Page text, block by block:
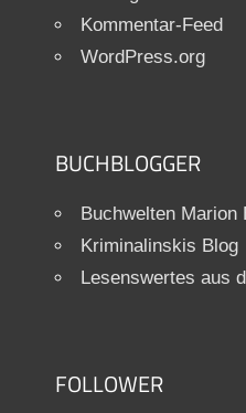
Kommentar-Feed
WordPress.org
BUCHBLOGGER
Buchwelten Marion
Kriminalinskis Blog
Lesenswertes aus
FOLLOWER